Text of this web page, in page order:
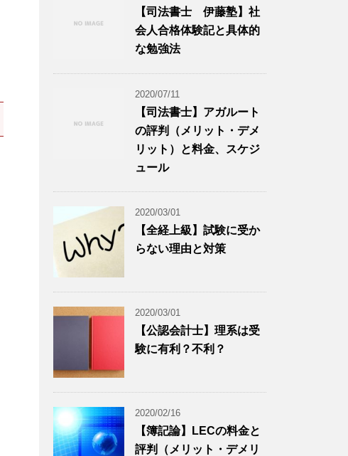
【司法書士 伊藤塾】社
会人合格体験記と具体的
な勉強法
2020/07/11
【司法書士】アガルート
の評判（メリット・デメ
リット）と料金、スケジ
ュール
2020/03/01
【全経上級】試験に受か
らない理由と対策
2020/03/01
【公認会計士】理系は受
験に有利？不利？
2020/02/16
【簿記論】LECの料金と
評判（メリット・デメリ